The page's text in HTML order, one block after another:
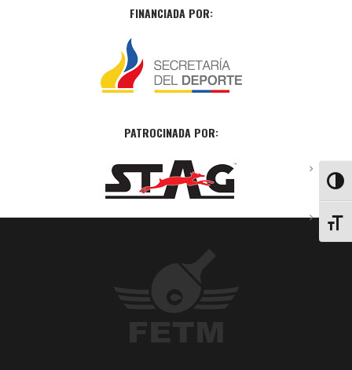
FINANCIADA POR:
PATROCINADA POR: